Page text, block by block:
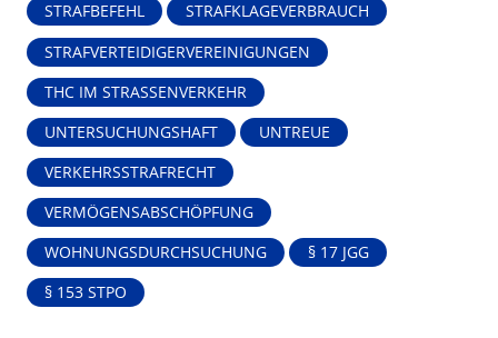
STRAFBEFEHL STRAFKLAGEVERBRAUCH
STRAFVERTEIDIGERVEREINIGUNGEN
THC IM STRASSENVERKEHR
UNTERSUCHUNGSHAFT UNTREUE
VERKEHRSSTRAFRECHT
VERMÖGENSABSCHÖPFUNG
WOHNUNGSDURCHSUCHUNG § 17 JGG
§ 153 STPO